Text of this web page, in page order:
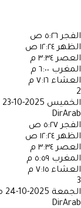
الفجر ٥:٢٦ ص
الظهر ١٢:٢٤ ص
العصر ٣:٣٤ م
المغرب ٦:٠٠ م
العشاء ٧:١٦ م
2
الخميس 2025-10-23 مـ
DirArab
الفجر ٥:٢٧ ص
الظهر ١٢:٢٤ ص
العصر ٣:٣٤ م
المغرب ٥:٥٩ م
العشاء ٧:١٥ م
3
الجمعة 2025-10-24 مـ
DirArab